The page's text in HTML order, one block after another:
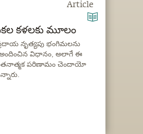
Article
- సకల కళలకు మూలం
నృత్యపు భంగిమలను
అందించిన విధానం, అలాగే ఈ
పరిణామం చెందాయో